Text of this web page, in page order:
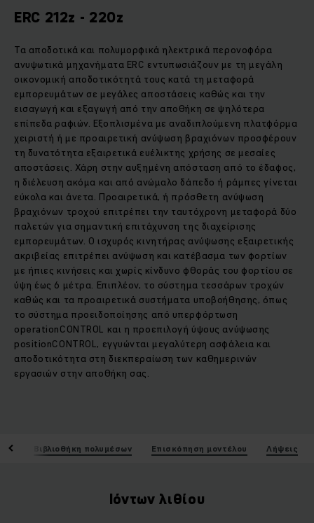
ERC 212z - 220z
Τα αποδοτικά και πολυμορφικά ηλεκτρικά περονοφόρα
ανυψωτικά μηχανήματα ERC εντυπωσιάζουν με τη μεγάλη
οικονομική αποδοτικότητά τους κατά τη μεταφορά
εμπορευμάτων σε μεγάλες αποστάσεις καθώς και την
εισαγωγή και εξαγωγή από την αποθήκη σε ψηλότερα
επίπεδα ραφιών. Εξοπλισμένα με αναδιπλούμενη πλατφόρμα
χειριστή ή με προαιρετική ανύψωση βραχιόνων προσφέρουν
τη δυνατότητα εξαιρετικά ευέλικτης χρήσης σε μεσαίες
αποστάσεις. Χάρη στην αυξημένη απόσταση από το έδαφος,
η διέλευση ακόμα και από ανώμαλο δάπεδο ή ράμπες γίνεται
εύκολα και άνετα. Προαιρετικά, ή πρόσθετη ανύψωση
βραχιόνων τροχού επιτρέπει την ταυτόχρονη μεταφορά δύο
παλετών για σημαντική επιτάχυνση της διαχείρισης
εμπορευμάτων. Ο ισχυρός κινητήρας ανύψωσης εξαιρετικής
ακριβείας επιτρέπει ανύψωση και κατέβασμα των φορτίων
με ήπιες κινήσεις και χωρίς κίνδυνο φθοράς του φορτίου σε
ύψη έως 6 μέτρα. Επιπλέον, το σύστημα τεσσάρων τροχών
καθώς και τα προαιρετικά συστήματα υποβοήθησης, όπως
το σύστημα προειδοποίησης από υπερφόρτωση
operationCONTROL και η προεπιλογή ύψους ανύψωσης
positionCONTROL, εγγυώνται μεγαλύτερη ασφάλεια και
αποδοτικότητα στη διεκπεραίωση των καθημερινών
εργασιών στην αποθήκη σας.
Βιβλιοθήκη πολυμέσων Επισκόπηση μοντέλου Λήψεις
Ιόντων λιθίου